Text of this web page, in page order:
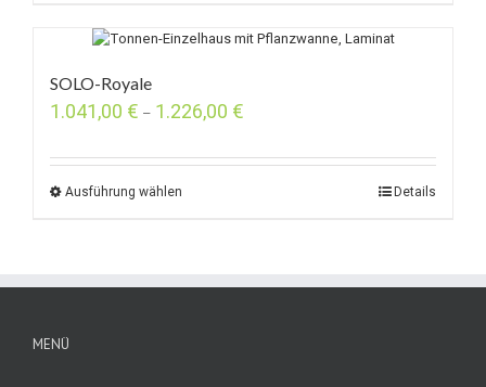
SOLO-Royale
1.041,00 € – 1.226,00 €
Ausführung wählen Details
MENÜ